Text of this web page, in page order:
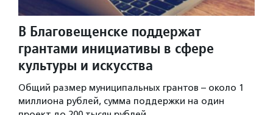
В Благовещенске поддержат
грантами инициативы в сфере
культуры и искусства
Общий размер муниципальных грантов – около 1
миллиона рублей, сумма поддержки на один